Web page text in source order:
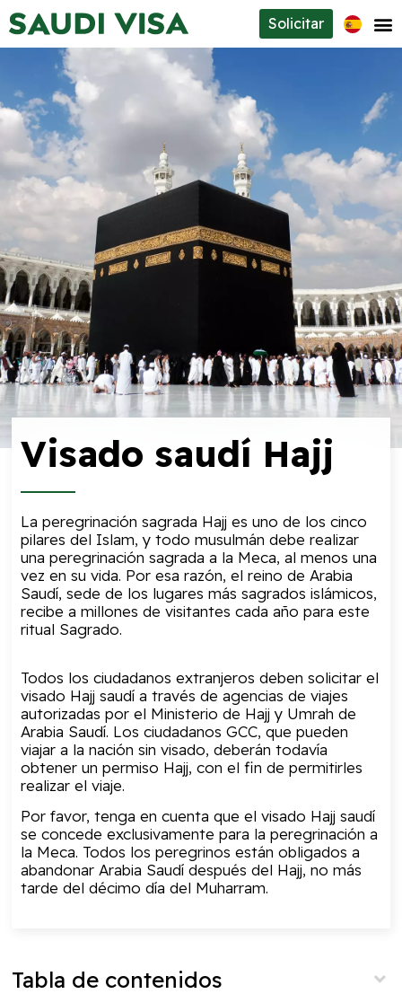
Solicitar
Tipos de visados
Sobre nosotros
Contacto
Visado saudí Hajj
La peregrinación sagrada Hajj es uno de los cinco
pilares del Islam, y todo musulmán debe realizar
una peregrinación sagrada a la Meca, al menos una
vez en su vida. Por esa razón, el reino de Arabia
Saudí, sede de los lugares más sagrados islámicos,
recibe a millones de visitantes cada año para este
ritual Sagrado.
Todos los ciudadanos extranjeros deben solicitar el
visado Hajj saudí a través de agencias de viajes
autorizadas por el Ministerio de Hajj y Umrah de
Arabia Saudí. Los ciudadanos GCC, que pueden
viajar a la nación sin visado, deberán todavía
obtener un permiso Hajj, con el fin de permitirles
realizar el viaje.
Por favor, tenga en cuenta que el visado Hajj saudí
se concede exclusivamente para la peregrinación a
la Meca. Todos los peregrinos están obligados a
abandonar Arabia Saudí después del Hajj, no más
tarde del décimo día del Muharram.
Tabla de contenidos